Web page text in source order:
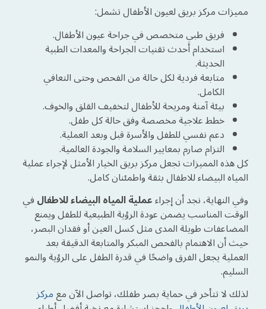
مميزات مركز بريق لعيون الأطفال تشمل:
فريق طبي متخصص في جراحة عيون الأطفال.
استخدام أحدث تقنيات الجراحة والمعدات الطبية
الحديثة.
متابعة فردية لكل حالة من الفحص وحتى التعافي
الكامل.
بيئة آمنة ومريحة للأطفال لتخفيف القلق والخوف.
خطط علاجية مخصصة وفق حالة كل طفل.
دعم نفسي للطفل والأسرة قبل وبعد العملية.
التزام صارم بمعايير السلامة والجودة العالمية.
كل هذه المميزات تجعل مركز بريق الخيار الأمثل لإجراء عملية
المياه البيضاء للاطفال بثقة واطمئنان كامل.
وفي النهاية، نجد أن إجراءعملية المياه البيضاء للاطفالفي
الوقت المناسب يضمن عودة الرؤية الطبيعية للطفل ويمنع
المضاعفات طويلة المدى مثل كسل العين أو فقدان البصر،
حيث أن الاهتمام بالفحص المبكر والمتابعة الدقيقة بعد
العملية يجعل الفرق واضحًا في قدرة الطفل على الرؤية والنمو
السليم.
لذلك لا تتأخر في حماية بصر طفلك، تواصل الآن معمركز